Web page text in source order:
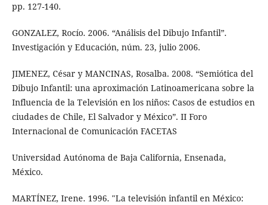
pp. 127-140.
GONZALEZ, Rocío. 2006. “Análisis del Dibujo Infantil”.
Investigación y Educación, núm. 23, julio 2006.
JIMENEZ, César y MANCINAS, Rosalba. 2008. “Semiótica del
Dibujo Infantil: una aproximación Latinoamericana sobre la
Influencia de la Televisión en los niños: Casos de estudios en
ciudades de Chile, El Salvador y México”. II Foro
Internacional de Comunicación FACETAS
Universidad Autónoma de Baja California, Ensenada,
México.
MARTÍNEZ, Irene. 1996. "La televisión infantil en México: